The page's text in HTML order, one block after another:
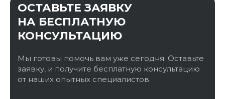
ОСТАВЬТЕ ЗАЯВКУ
НА БЕСПЛАТНУЮ
КОНСУЛЬТАЦИЮ
Мы готовы помочь вам уже сегодня. Оставьте
заявку, и получите бесплатную консультацию
от наших опытных специалистов.